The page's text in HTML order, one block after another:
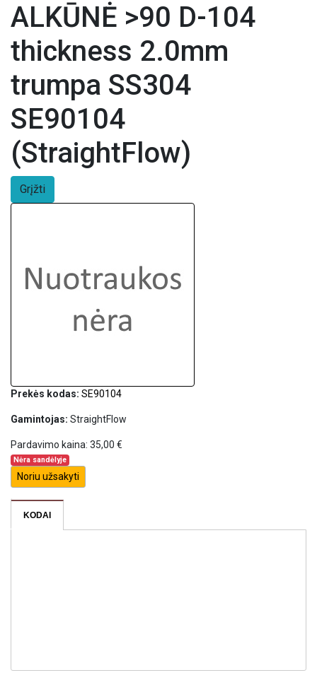
ALKŪNĖ >90 D-104
thickness 2.0mm
trumpa SS304
SE90104
(StraightFlow)
Grįžti
Prekės kodas: SE90104
Gamintojas: StraightFlow
Pardavimo kaina: 35,00 €
Nėra sandėlyje
Noriu užsakyti
KODAI